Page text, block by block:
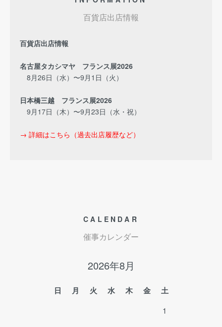
百貨店出店情報
百貨店出店情報
名古屋タカシマヤ フランス展2026
8月26日（水）〜9月1日（火）
日本橋三越 フランス展2026
9月17日（木）〜9月23日（水・祝）
→ 詳細はこちら（過去出店履歴など）
CALENDAR
催事カレンダー
2026年8月
日 月 火 水 木 金 土
1